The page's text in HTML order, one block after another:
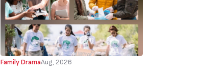
थी’ (‘I Sold My Soul’ Actress
Sushmita Mukherjee Recalls Doing
C-Grade Films To Pay Loan)
Family DramaAug, 2026